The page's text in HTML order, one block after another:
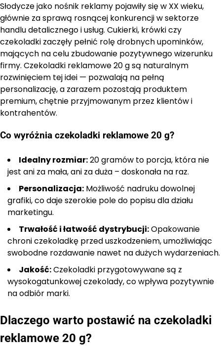
Słodycze jako nośnik reklamy pojawiły się w XX wieku,
głównie za sprawą rosnącej konkurencji w sektorze
handlu detalicznego i usług. Cukierki, krówki czy
czekoladki zaczęły pełnić rolę drobnych upominków,
mających na celu zbudowanie pozytywnego wizerunku
firmy. Czekoladki reklamowe 20 g są naturalnym
rozwinięciem tej idei — pozwalają na pełną
personalizację, a zarazem pozostają produktem
premium, chętnie przyjmowanym przez klientów i
kontrahentów.
Co wyróżnia czekoladki reklamowe 20 g?
Idealny rozmiar:20 gramów to porcja, która nie
jest ani za mała, ani za duża – doskonała na raz.
Personalizacja: Możliwość nadruku dowolnej
grafiki, co daje szerokie pole do popisu dla działu
marketingu.
Trwałość i łatwość dystrybucji:Opakowanie
chroni czekoladkę przed uszkodzeniem, umożliwiając
swobodne rozdawanie nawet na dużych wydarzeniach.
Jakość:Czekoladki przygotowywane są z
wysokogatunkowej czekolady, co wpływa pozytywnie
na odbiór marki.
Dlaczego warto postawić na czekoladki
reklamowe 20 g?